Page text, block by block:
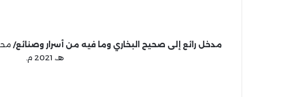
مدخل رائع إلى صحيح البخاري وما فيه من أسرار وصنائع/
هـ، 2021 م.